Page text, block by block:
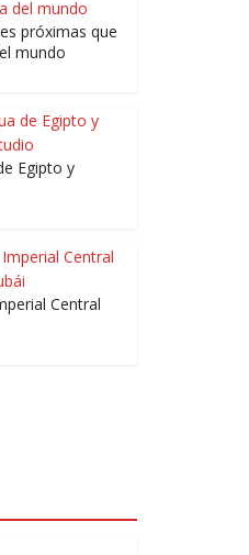
próximas que
mundo
Egipto y
Central